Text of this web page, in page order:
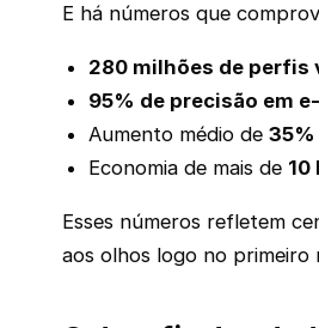
E há números que
280 milhões de perfis
95% de precisão em
Aumento médio de35%
Economia de mais de 10
Esses números refletem
aos olhos logo no primeiro